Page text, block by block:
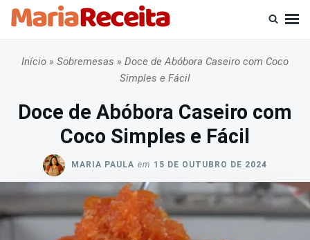
Skip
content
Busca
por:
Início » Sobremesas » Doce de Abóbora Caseiro com Coco
Simples e Fácil
Doce de Abóbora Caseiro com
Coco Simples e Fácil
MARIA PAULA em 15 DE OUTUBRO DE 2024